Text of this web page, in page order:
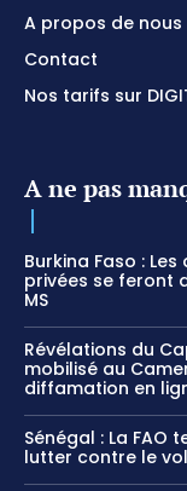
A propos de nous
Contact
Nos tarifs sur
A ne pas
Burkina Faso :
privées se feront
MS
Révélations du
mobilisé au
diffamation en
Sénégal : La FAO
lutter contre le